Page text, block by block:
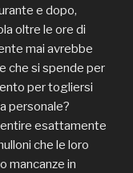
e dopo,
oltre le ore di
mai avrebbe
che si spende per
per togliersi
personale?
esattamente
che le loro
mancanze in